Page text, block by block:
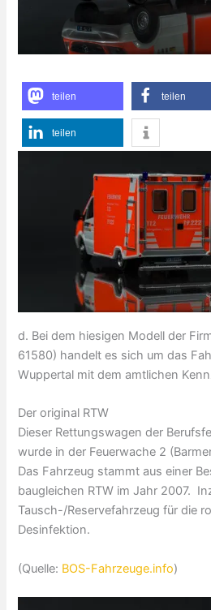
teilen teilen
teilen
d. Bei dem hiesigen Modell der
61580) handelt es sich um das
Wuppertal mit dem amtlichen
Der original RTW
Dieser Rettungswagen der
wurde in der Feuerwache 2
Das Fahrzeug stammt aus einer
baugleichen RTW im Jahr 2007.
Tausch-/Reservefahrzeug für die
Desinfektion.
(Quelle: BOS-Fahrzeuge.info)